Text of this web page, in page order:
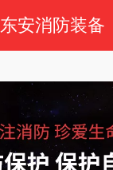
东安消防装备